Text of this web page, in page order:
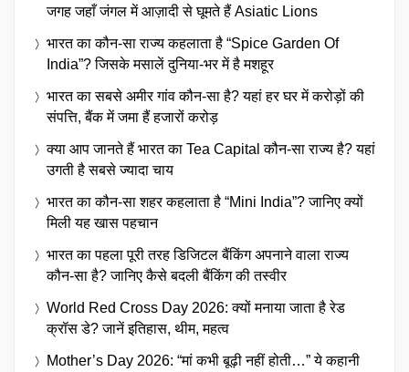
जगह जहाँ जंगल में आज़ादी से घूमते हैं Asiatic Lions
भारत का कौन-सा राज्य कहलाता है “Spice Garden Of
India”? जिसके मसालें दुनिया-भर में है मशहूर
भारत का सबसे अमीर गांव कौन-सा है? यहां हर घर में करोड़ों की
संपत्ति, बैंक में जमा हैं हजारों करोड़
क्या आप जानते हैं भारत का Tea Capital कौन-सा राज्य है? यहां
उगती है सबसे ज्यादा चाय
भारत का कौन-सा शहर कहलाता है “Mini India”? जानिए क्यों
मिली यह खास पहचान
भारत का पहला पूरी तरह डिजिटल बैंकिंग अपनाने वाला राज्य
कौन-सा है? जानिए कैसे बदली बैंकिंग की तस्वीर
World Red Cross Day 2026: क्यों मनाया जाता है रेड
क्रॉस डे? जानें इतिहास, थीम, महत्व
Mother’s Day 2026: “मां कभी बूढ़ी नहीं होती…” ये कहानी